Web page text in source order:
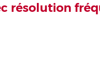
résolution